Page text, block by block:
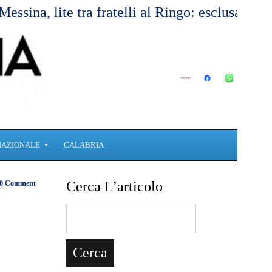
lite tra fratelli al Ringo: esclusa
CALABRIA
Comment Cerca L’articolo